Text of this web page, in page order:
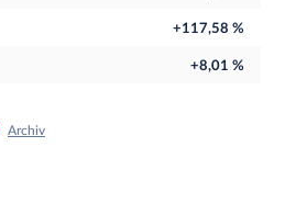
+117,58 %
+8,01 %
Archiv